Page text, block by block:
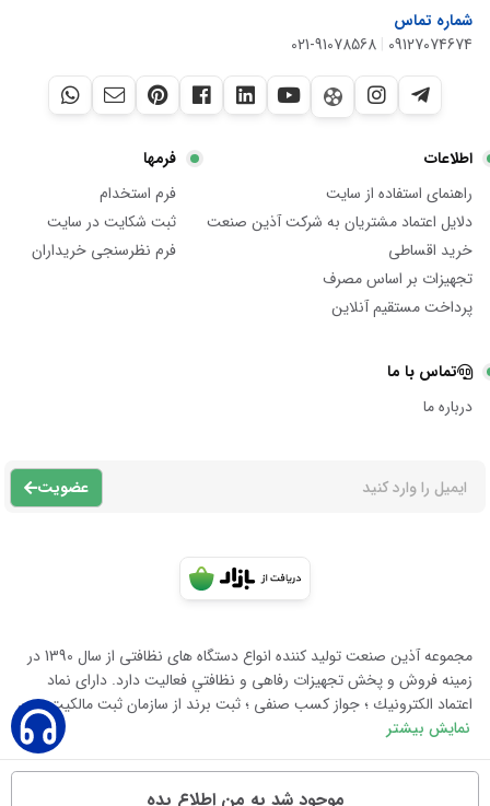
موجود شد به من اطلاع بده
شماره تماس
09127074674
|
021-91078568
اطلاعات
راهنمای استفاده از سایت
دلایل اعتماد مشتریان به شرکت آذین صنعت
خرید اقساطی
تجهیزات بر اساس مصرف
پرداخت مستقیم آنلاین
فرمها
فرم استخدام
ثبت شکایت در سایت
فرم نظرسنجی خریداران
تماس با ما
درباره ما
عضویت
مجموعه آذين صنعت توليد كننده انواع دستگاه هاى نظافتى از سال 1390 در
زمينه فروش و پخش تجهيزات رفاهى و نظافتي فعاليت دارد. داراى نماد
اعتماد الكترونيك ؛ جواز كسب صنفى ؛ ثبت برند از سازمان ثبت مالكيت معن
نمایش بیشتر